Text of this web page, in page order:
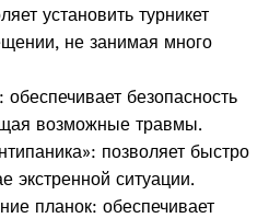
установить турникет
не занимая много
безопасность
возможные травмы.
позволяет быстро
экстренной ситуации.
планок: обеспечивает